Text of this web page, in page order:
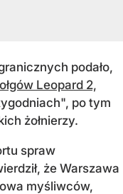
podało,
Leopard 2,
po tym
żołnierzy.
spraw
że Warszawa
myśliwców,